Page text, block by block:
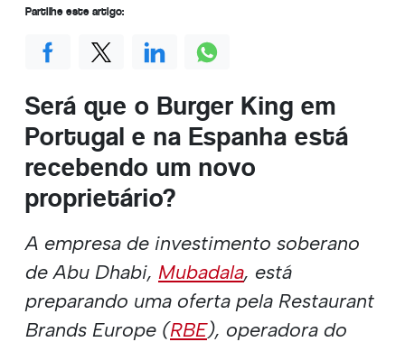
Será que o Burger King em
Portugal e na Espanha está
recebendo um novo
proprietário?
A empresa de investimento soberano
de Abu Dhabi, Mubadala, está
preparando uma oferta pela Restaurant
Brands Europe (RBE), operadora do
Partilhe este artigo: